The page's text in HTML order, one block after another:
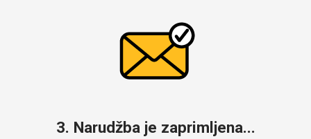
3. Narudžba je zaprimljena...